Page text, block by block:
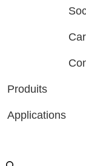
Produits
Applications